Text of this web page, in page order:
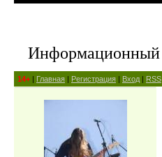
Информационный
14+ | Главная | Регистрация | Вход | RSS